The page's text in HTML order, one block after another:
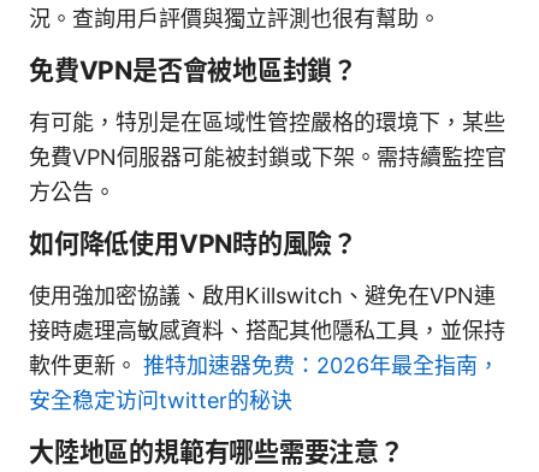
況。查詢用戶評價與獨立評測也很有幫助。
免費VPN是否會被地區封鎖？
有可能，特別是在區域性管控嚴格的環境下，某些
免費VPN伺服器可能被封鎖或下架。需持續監控官
方公告。
如何降低使用VPN時的風險？
使用強加密協議、啟用Killswitch、避免在VPN連
接時處理高敏感資料、搭配其他隱私工具，並保持
軟件更新。 推特加速器免费：2026年最全指南，
安全稳定访问twitter的秘诀
大陸地區的規範有哪些需要注意？